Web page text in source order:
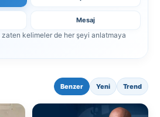
Mesaj
kelimeler de her şeyi anlatmaya
Benzer Yeni Trend